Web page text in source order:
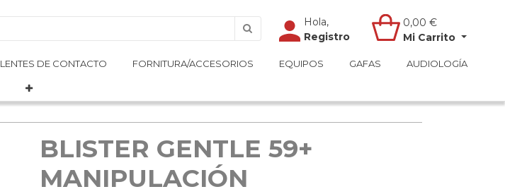
Hola,
Registro
0,00 €
Mi Carrito
LENTES DE CONTACTO FORNITURA/ACCESORIOS EQUIPOS GAFAS AUDIOLOGÍA
Hola,
Registro
0,00 €
Mi Carrito
LENTES DE CONTACTO FORNITURA/ACCESORIOS EQUIPOS GAFAS AUDIOLOGÍA
BLISTER GENTLE 59+
MANIPULACIÓN